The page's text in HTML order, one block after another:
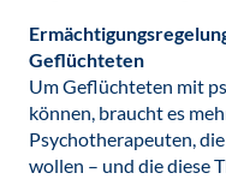
Geflüchteten
Um Geflüchteten mit
können, braucht es
Psychotherapeuten,
wollen – und die diese